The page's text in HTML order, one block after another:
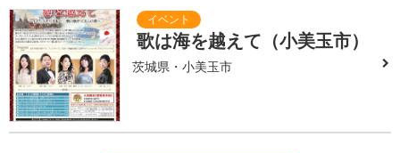
歌は海を越えて（小美玉市）
茨城県・小美玉市